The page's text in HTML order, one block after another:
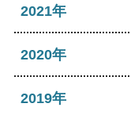
2026年03月
2026年02月
2025年08月
2025年07月
2025年06月
2024年08月
2024年07月
2023年10月
2023年08月
2022年12月
2022年10月
2021年
2021年12月
2020年
2020年12月
2019年